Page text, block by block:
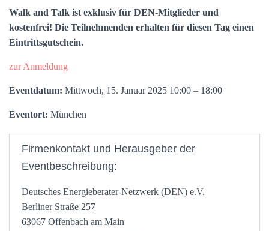
Walk and Talk ist exklusiv für DEN-Mitglieder und
kostenfrei! Die Teilnehmenden erhalten für diesen Tag einen
Eintrittsgutschein.
zur Anmeldung
Eventdatum: Mittwoch, 15. Januar 2025 10:00 – 18:00
Eventort: München
Firmenkontakt und Herausgeber der
Eventbeschreibung:
Deutsches Energieberater-Netzwerk (DEN) e.V.
Berliner Straße 257
63067 Offenbach am Main